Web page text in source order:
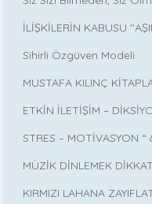
İLİŞKİLERİN KABUSU
Sihirli Özgüven Modeli
MUSTAFA KILINÇ
ETKİN İLETİŞİM –
STRES – MOTİVASYON “
MÜZİK DİNLEMEK
KIRMIZI LAHANA